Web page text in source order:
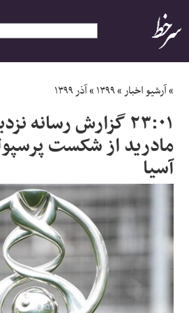
ایران
سیاسی
اقتصاد
جهان
اجتماعی
حوادث
»آرشیو اخبار»۱۳۹۹»آذر ۱۳۹۹
۲۳:۰۱ گزارش رسانه
مادرید از شکست
آسیا